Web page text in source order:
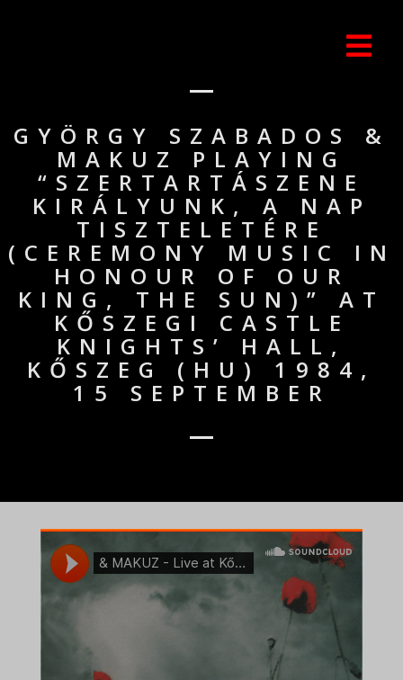
GYÖRGY SZABADOS &
MAKUZ PLAYING
“SZERTARTÁSZENE
KIRÁLYUNK, A NAP
TISZTELETÉRE
(CEREMONY MUSIC IN
HONOUR OF OUR
KING, THE SUN)” AT
KŐSZEGI CASTLE
KNIGHTS’ HALL,
KŐSZEG (HU) 1984,
15 SEPTEMBER